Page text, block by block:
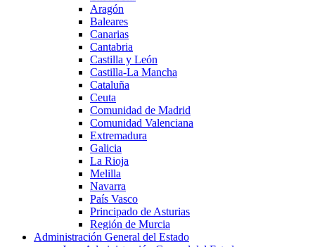
Aragón
Baleares
Canarias
Cantabria
Castilla y León
Castilla-La Mancha
Cataluña
Ceuta
Comunidad de Madrid
Comunidad Valenciana
Extremadura
Galicia
La Rioja
Melilla
Navarra
País Vasco
Principado de Asturias
Región de Murcia
Administración General del Estado